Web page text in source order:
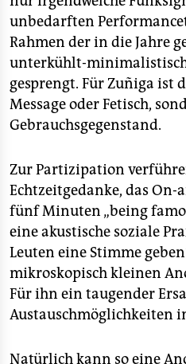
unbedarften
Rahmen der in die Jahre
unterkühlt-
gesprengt. Für Zuñiga ist
Message oder Fetisch,
Gebrauchsgegenstand.
Zur Partizipation
Echtzeitgedanke, das
fünf Minuten „being
eine akustische soziale
Leuten eine Stimme
mikroskopisch kleinen
Für ihn ein taugender
Austauschmöglichkeiten
Natürlich kann so eine